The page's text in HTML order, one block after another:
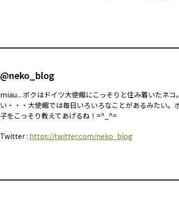
@neko_blog
miau... ボクはドイツ大使館にこっそりと住み着いたネコ
い・・・大使館では毎日いろいろなことがあるみたい。
子をこっそり教えてあげるね！=^_^=
Twitter : https://twitter.com/neko_blog